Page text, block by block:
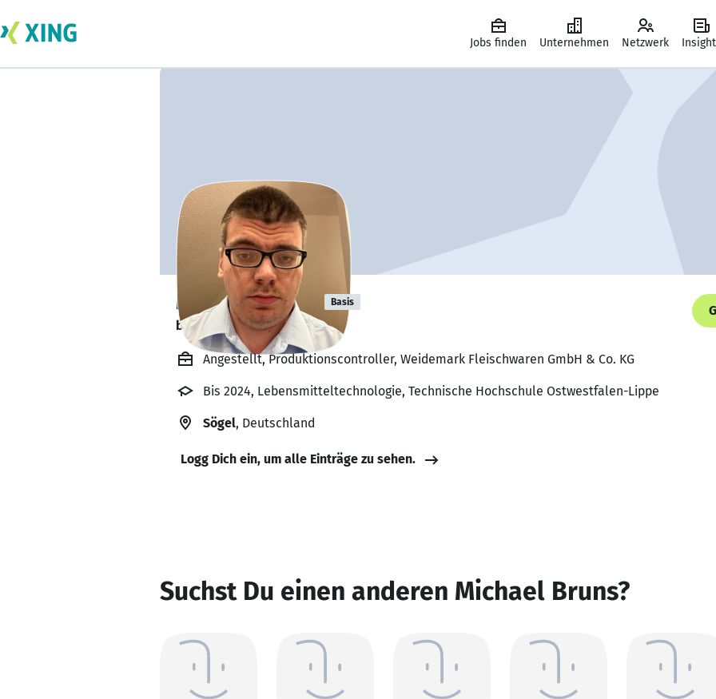
Jobs finden Unternehmen Netzwerk
Michael Bruns Basis
bildet sich zurzeit weiter. 🎓
Angestellt, Produktionscontroller, Weidemark Fleischwaren GmbH & Co. KG
Bis 2024, Lebensmitteltechnologie, Technische Hochschule Ostwestfalen-Lippe
Sögel, Deutschland
Logg Dich ein, um alle Einträge zu sehen.
Suchst Du einen anderen Michael Bruns?